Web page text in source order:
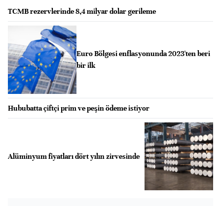
TCMB rezervlerinde 8,4 milyar dolar gerileme
Euro Bölgesi enflasyonunda 2023'ten beri
bir ilk
Hububatta çiftçi prim ve peşin ödeme istiyor
Alüminyum fiyatları dört yılın zirvesinde